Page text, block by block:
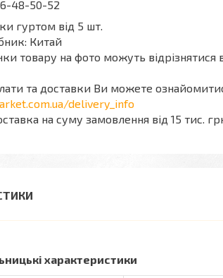
48-50-52
гуртом від 5 шт.
Китай
товару на фото можуть
та доставки Ви можете
delivery_info
на суму замовлення від 15 тис.
характеристики